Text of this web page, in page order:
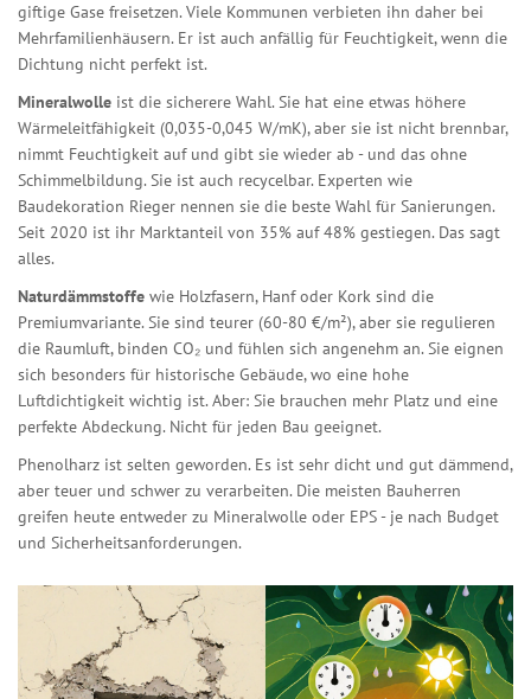
giftige Gase freisetzen. Viele Kommunen verbieten ihn daher bei
Mehrfamilienhäusern. Er ist auch anfällig für Feuchtigkeit, wenn die
Dichtung nicht perfekt ist.
Mineralwolle ist die sicherere Wahl. Sie hat eine etwas höhere
Wärmeleitfähigkeit (0,035-0,045 W/mK), aber sie ist nicht brennbar,
nimmt Feuchtigkeit auf und gibt sie wieder ab - und das ohne
Schimmelbildung. Sie ist auch recycelbar. Experten wie
Baudekoration Rieger nennen sie die beste Wahl für Sanierungen.
Seit 2020 ist ihr Marktanteil von 35% auf 48% gestiegen. Das sagt
alles.
Naturdämmstoffe wie Holzfasern, Hanf oder Kork sind die
Premiumvariante. Sie sind teurer (60-80 €/m²), aber sie regulieren
die Raumluft, binden CO₂ und fühlen sich angenehm an. Sie eignen
sich besonders für historische Gebäude, wo eine hohe
Luftdichtigkeit wichtig ist. Aber: Sie brauchen mehr Platz und eine
perfekte Abdeckung. Nicht für jeden Bau geeignet.
Phenolharz ist selten geworden. Es ist sehr dicht und gut dämmend,
aber teuer und schwer zu verarbeiten. Die meisten Bauherren
greifen heute entweder zu Mineralwolle oder EPS - je nach Budget
und Sicherheitsanforderungen.